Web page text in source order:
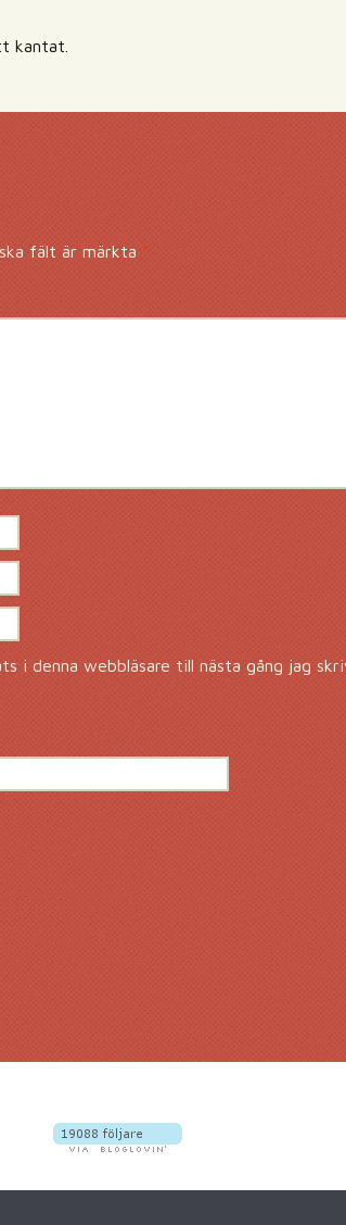
kantat.
fält är märkta *
i denna webbläsare till nästa gång jag